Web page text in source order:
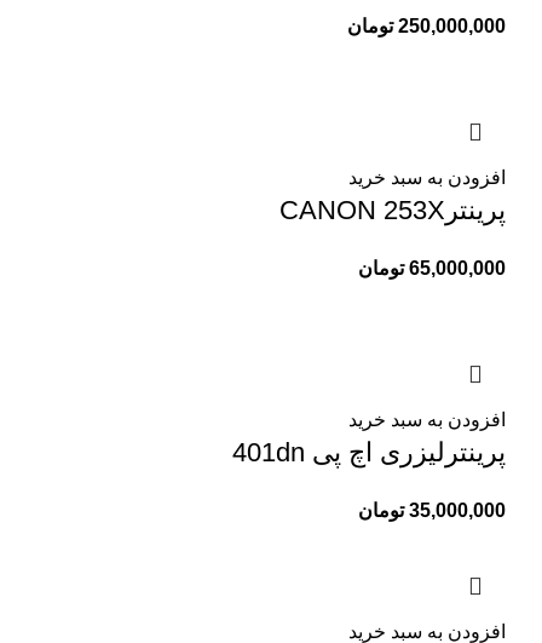
250,000,000 تومان
افزودن به سبد خرید
پرینترCANON 253X
65,000,000 تومان
افزودن به سبد خرید
پرینترلیزری اچ پی 401dn
35,000,000 تومان
افزودن به سبد خرید